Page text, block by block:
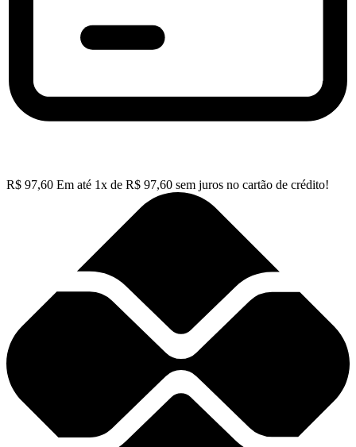
R$ 97,60 Em até 1x de R$ 97,60 sem juros no cartão de crédito!